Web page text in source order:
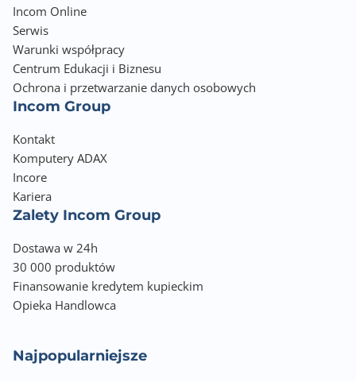
Incom Online
Serwis
Warunki współpracy
Centrum Edukacji i Biznesu
Ochrona i przetwarzanie danych osobowych
Incom Group
Kontakt
Komputery ADAX
Incore
Kariera
Zalety Incom Group
Dostawa w 24h
30 000 produktów
Finansowanie kredytem kupieckim
Opieka Handlowca
Najpopularniejsze